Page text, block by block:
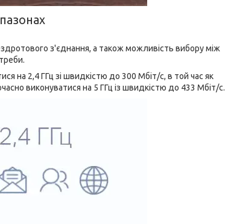
з'єднання, а також можливість вибору між
на 2,4 ГГц зі швидкістю до 300 Мбіт/с, в той час як
виконуватися на 5 ГГц із швидкістю до 433 Мбіт/с.